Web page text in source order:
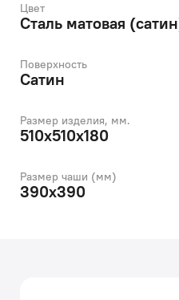
Цвет
Сталь матовая
Поверхность
Сатин
Размер изделия, мм.
510х510х180
Размер чаши (мм)
390х390